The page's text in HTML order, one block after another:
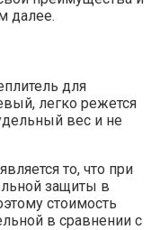
далее.
для
легко режется
вес и не
то, что при
защиты в
стоимость
в сравнении с